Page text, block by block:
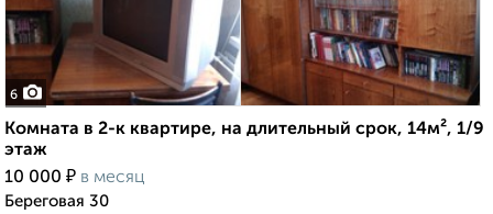
6
Комната в 2-к квартире, на длительный срок, 14м², 1/9
этаж
10 000 ₽ в месяц
Береговая 30